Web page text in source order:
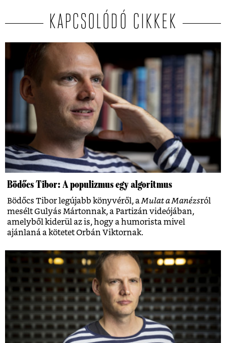
KAPCSOLÓDÓ CIKKEK
Bödőcs Tibor: A populizmus egy algoritmus
Bödőcs Tibor legújabb könyvéről, aMulat a Manézsról
mesélt Gulyás Mártonnak, a Partizán videójában,
amelyből kiderül az is, hogy a humorista mivel
ajánlaná a kötetet Orbán Viktornak.